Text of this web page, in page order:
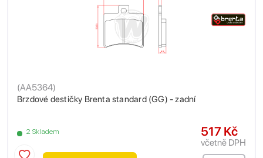
Brzdové destičky Brenta standard (GG) - zadní
(AA5364)
2 Skladem 517 Kč
včetně DPH